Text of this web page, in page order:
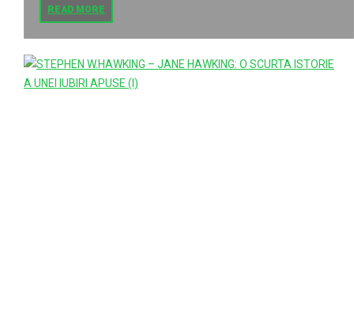
READ MORE